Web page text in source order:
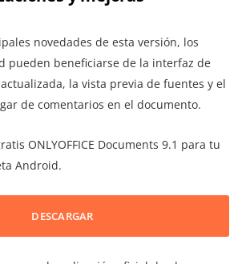
novedades de esta versión, los
pueden beneficiarse de la interfaz de
la vista previa de fuentes y el
de comentarios en el documento.
ONLYOFFICE Documents 9.1 para tu
Android.
DESCARGAR